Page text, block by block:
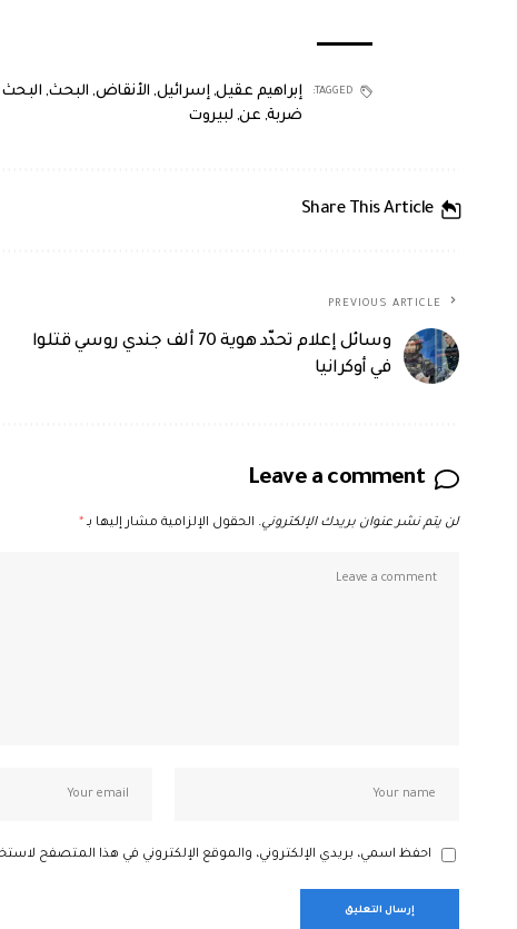
TAGGED: إبراهيم عقيل, إسرائيل, الأنقاض, البحث,
ضربة, عن, لبيروت
Share This Article
PREVIOUS ARTICLE
وسائل إعلام تحدّد هوية 70 ألف جندي روسي قتلوا
في أوكرانيا
Leave a comment
لن يتم نشر عنوان بريدك الإلكتروني. الحقول الإلزامية مشار إليها بـ*
احفظ اسمي، بريدي الإلكتروني، والموقع الإلكتروني في هذا المتصفح